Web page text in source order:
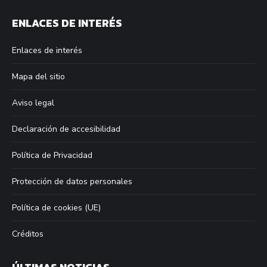
opens
new
window
opens
new
window
opens
new
window
opens
new
ENLACES DE INTERÉS
Enlaces de interés
Mapa del sitio
Aviso legal
Declaración de accesibilidad
Política de Privacidad
Protección de datos personales
Política de cookies (UE)
Créditos